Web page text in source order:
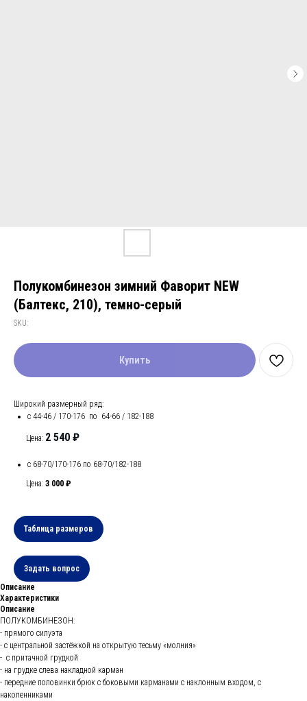
Полукомбинезон зимний Фаворит NEW
(Балтекс, 210), темно-серый
SKU:
Купить
Широкий размерный ряд:
с 44-46 / 170-176 по 64-66 / 182-188
Цена: 2 540 ₽
с 68-70/170-176 по 68-70/182-188
Цена: 3 000 ₽
Таблица размеров
Задать вопрос
Описание
Характеристики
Описание
ПОЛУКОМБИНЕЗОН:
- прямого силуэта
- с центральной застёжкой на открытую тесьму «молния»
- с притачной грудкой
- на грудке слева накладной карман
- передние половинки брюк с боковыми карманами с наклонным входом, с
наколенниками